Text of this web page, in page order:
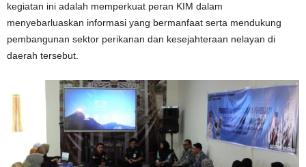
kegiatan ini adalah memperkuat peran KIM dalam
menyebarluaskan informasi yang bermanfaat serta mendukung
pembangunan sektor perikanan dan kesejahteraan nelayan di
daerah tersebut.